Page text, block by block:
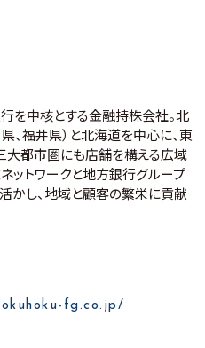
を中核とする金融持株会社。北
、福井県）と北海道を中心に、東
大都市圏にも店舗を構える広域
ットワークと地方銀行グループ
かし、地域と顧客の繁栄に貢献
fg.co.jp/